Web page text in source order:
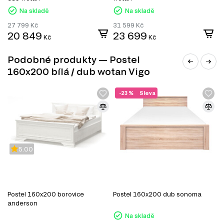
Konferenční stolky
Jídelní stoly
Jednolůžková postel
Manželské postele
Noční stolky
Nástěnné police a skříňky
Na skladě
27 799 Kč
20 849 Kč
Na skladě
31 599 Kč
23 699 Kč
Podobné produkty — Postel
160x200 bílá / dub wotan Vigo
5.00
Postel 160x200 borovice
anderson
Sleva
-23 %
Postel 160x200 dub sonoma
Na skladě